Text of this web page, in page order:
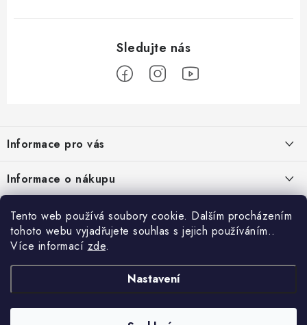
Tento web používá soubory cookie. Dalším procházením
tohoto webu vyjadřujete souhlas s jejich používáním..
Více informací zde.
Nastavení
p
a
t
í
Informace pro vás
Nové věrnostní podmínky
Chovatelský program
Petlando velkoobchod
Blog
Informace o nákupu
Hodnocení obchodu
Jak vyměnit či vrátit zboží
Podmínky ochrany osobních údajů
Obchodní podmínky
Facebook
Blog
Proč si pořídit funkční župan 3 v 1 ?
Psí senioři v nouzi: Pomáháme tam, kde je to nejvíce potřeba